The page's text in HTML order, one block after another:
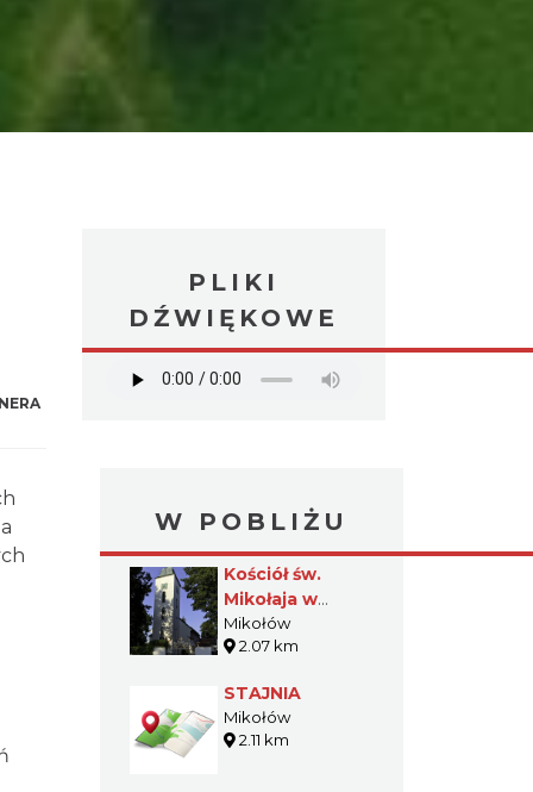
PLIKI
DŹWIĘKOWE
W POBLIŻU
Kościół św.
Mikołaja w
Bujakowie
Mikołów
2.07 km
STAJNIA
Mikołów
2.11 km